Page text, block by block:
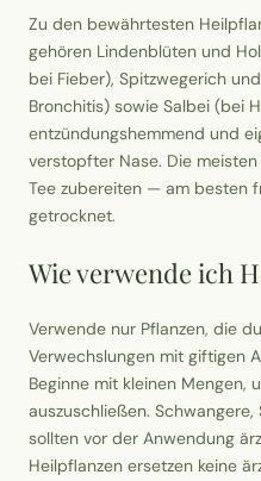
Sammlungen
Selber machen
Glossar
Zu den bewährtesten
gehören Lindenblüten und
bei Fieber), Spitzwegerich
Bronchitis) sowie Salbei (bei
entzündungshemmend und
verstopfter Nase. Die
Tee zubereiten — am besten
getrocknet.
Wie verwende ich
Verwende nur Pflanzen, die
Verwechslungen mit giftigen
Beginne mit kleinen Mengen,
auszuschließen.
sollten vor der Anwendung
Heilpflanzen ersetzen keine